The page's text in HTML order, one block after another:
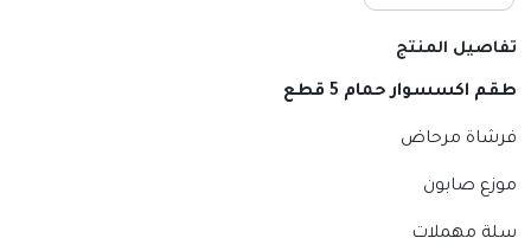
تفاصيل المنتج
طقم اكسسوار حمام 5 قطع
فرشاة مرحاض
موزع صابون
سلة مهملات